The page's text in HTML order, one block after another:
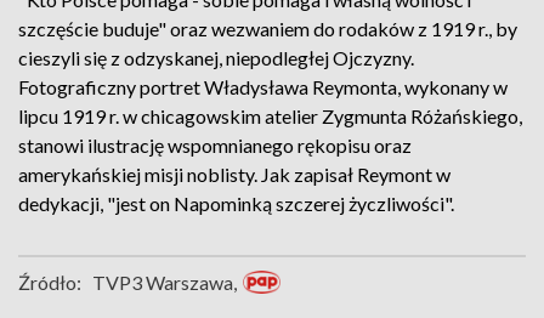
szczęście buduje" oraz wezwaniem do rodaków z 1919 r., by
cieszyli się z odzyskanej, niepodległej Ojczyzny.
Fotograficzny portret Władysława Reymonta, wykonany w
lipcu 1919 r. w chicagowskim atelier Zygmunta Różańskiego,
stanowi ilustrację wspomnianego rękopisu oraz
amerykańskiej misji noblisty. Jak zapisał Reymont w
dedykacji, "jest on Napominką szczerej życzliwości".
Źródło: TVP3 Warszawa,